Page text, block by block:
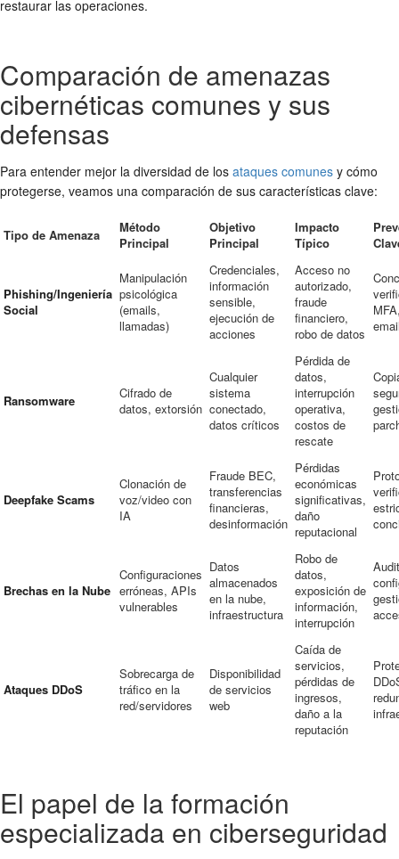
restaurar las operaciones.
Comparación de amenazas
cibernéticas comunes y sus
defensas
Para entender mejor la diversidad de los ataques comunes y cómo
protegerse, veamos una comparación de sus características clave:
Tipo de Amenaza
Método
Principal
Objetivo
Principal
Impacto
Típico
Phishing/Ingeniería
Social
Manipulación
psicológica
(emails,
llamadas)
Credenciales,
información
sensible,
ejecución de
acciones
Acceso no
autorizado,
fraude
financiero,
robo de datos
Ransomware
Cifrado de
datos, extorsión
Cualquier
sistema
conectado,
datos críticos
Pérdida de
datos,
interrupción
operativa,
costos de
rescate
Deepfake Scams
Clonación de
voz/video con
IA
Fraude BEC,
transferencias
financieras,
desinformación
Pérdidas
económicas
significativas,
daño
reputacional
Brechas en la Nube
Configuraciones
erróneas, APIs
vulnerables
Datos
almacenados
en la nube,
infraestructura
Robo de
datos,
exposición de
información,
interrupción
Ataques DDoS
Sobrecarga de
tráfico en la
red/servidores
Disponibilidad
de servicios
web
Caída de
servicios,
pérdidas de
ingresos,
daño a la
reputación
El papel de la formación
especializada en ciberseguridad